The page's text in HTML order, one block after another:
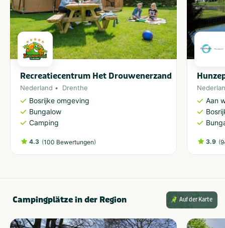
Recreatiecentrum Het Drouwenerzand
Nederland Drenthe
Bosrijke omgeving
Bungalow
Camping
4.3 (100 Bewertungen)
Aan
3.9 (
Campingplätze in der Region Auf der Karte